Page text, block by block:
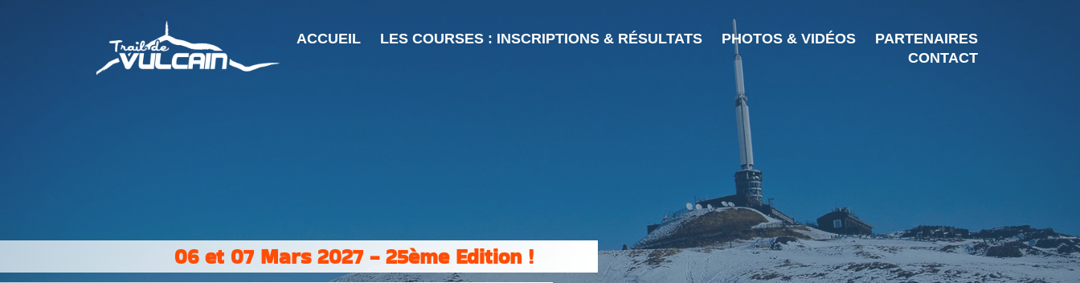
ACCUEIL LES COURSES : INSCRIPTIONS & RÉSULTATS PHOTOS & VIDÉOS
PARTENAIRES
CONTACT
06 et 07 Mars 2027 - 25ème Edition !